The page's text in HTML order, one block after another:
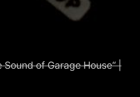
Sound of Garage House“ |